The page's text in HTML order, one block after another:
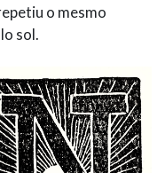
o mesmo
sol.